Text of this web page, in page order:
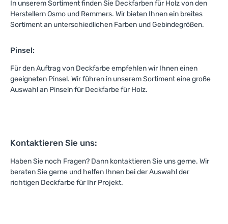
In unserem Sortiment finden Sie Deckfarben für Holz von den
Herstellern Osmo und Remmers. Wir bieten Ihnen ein breites
Sortiment an unterschiedlichen Farben und Gebindegrößen.
Pinsel:
Für den Auftrag von Deckfarbe empfehlen wir Ihnen einen
geeigneten Pinsel. Wir führen in unserem Sortiment eine große
Auswahl an Pinseln für Deckfarbe für Holz.
Kontaktieren Sie uns:
Haben Sie noch Fragen? Dann kontaktieren Sie uns gerne. Wir
beraten Sie gerne und helfen Ihnen bei der Auswahl der
richtigen Deckfarbe für Ihr Projekt.